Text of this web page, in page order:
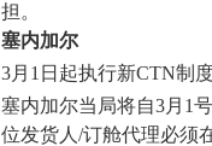
担。
塞内加尔
3月1日起执行新CTN制
塞内加尔当局将自3月1
位发货人/订舱代理必须